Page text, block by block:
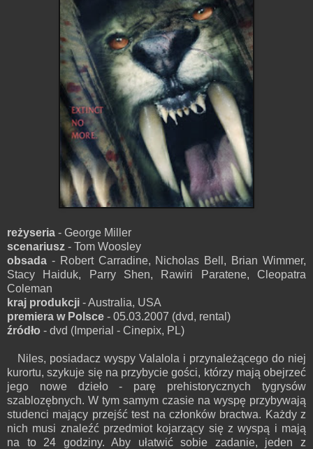
reżyseria - George Miller
scenariusz - Tom Woosley
obsada - Robert Carradine, Nicholas Bell, Brian Wimmer,
Stacy Haiduk, Parry Shen, Rawiri Paratene, Cleopatra
Coleman
kraj produkcji - Australia, USA
premiera w Polsce - 05.03.2007 (dvd, rental)
źródło - dvd (Imperial - Cinepix, PL)
Niles, posiadacz wyspy Valalola i przynależącego do niej
kurortu, szykuje się na przybycie gości, którzy mają obejrzeć
jego nowe dzieło - parę prehistorycznych tygrysów
szablozębnych. W tym samym czasie na wyspę przybywają
studenci mający przejść test na członków bractwa. Każdy z
nich musi znaleźć przedmiot kojarzący się z wyspą i mają
na to 24 godziny. Aby ułatwić sobie zadanie, jeden z